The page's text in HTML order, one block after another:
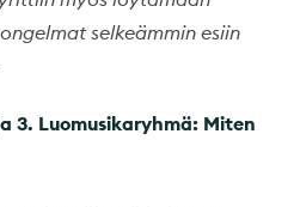
selkeämmin esiin
3. Luomusikaryhmä: Miten